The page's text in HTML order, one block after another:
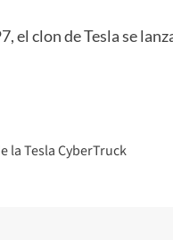
el clon de Tesla se
la Tesla CyberTruck